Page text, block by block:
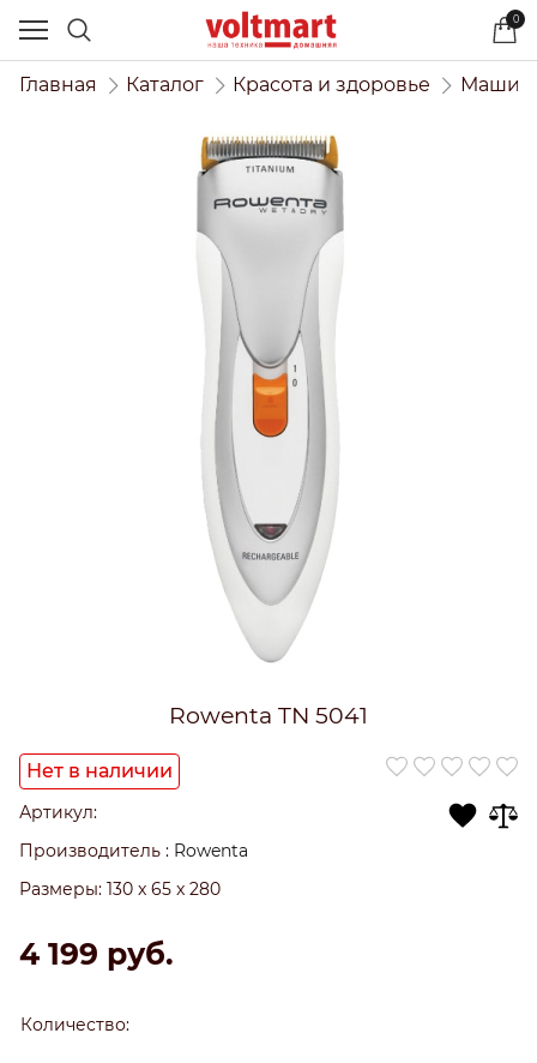
0
Главная Каталог Красота и здоровье
Rowenta TN 5041
Нет в наличии
Артикул:
Производитель : Rowenta
Размеры: 130 x 65 x 280
4 199 руб.
Количество: